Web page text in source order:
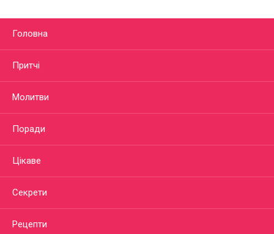
Головна
Притчі
Молитви
Поради
Цікаве
Секрети
Рецепти